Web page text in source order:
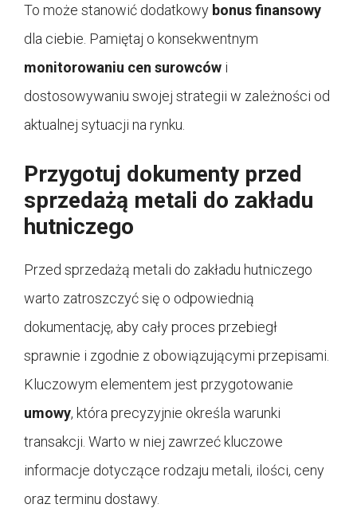
To może stanowić dodatkowy bonus finansowy
dla ciebie. Pamiętaj o konsekwentnym
monitorowaniu cen surowców i
dostosowywaniu swojej strategii w zależności od
aktualnej sytuacji na rynku.
Przygotuj dokumenty przed
sprzedażą metali do zakładu
hutniczego
Przed sprzedażą metali do zakładu hutniczego
warto zatroszczyć się o odpowiednią
dokumentację, aby cały proces przebiegł
sprawnie i zgodnie z obowiązującymi przepisami.
Kluczowym elementem jest przygotowanie
umowy, która precyzyjnie określa warunki
transakcji. Warto w niej zawrzeć kluczowe
informacje dotyczące rodzaju metali, ilości, ceny
oraz terminu dostawy.